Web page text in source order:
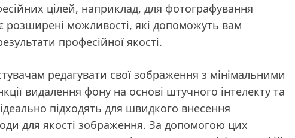
цілей, наприклад, для фотографування
розширені можливості, які допоможуть вам
професійної якості.
редагувати свої зображення з мінімальними
видалення фону на основі штучного інтелекту та
підходять для швидкого внесення
для якості зображення. За допомогою цих